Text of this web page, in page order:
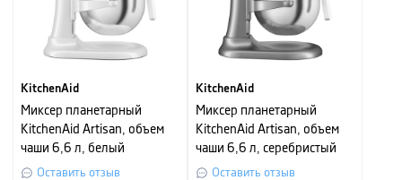
KitchenAid
Миксер планетарный
KitchenAid Artisan, объем
чаши 6,6 л, белый
Оставить отзыв
KitchenAid
Миксер планетарный
KitchenAid Artisan, объем
чаши 6,6 л, серебристый
Оставить отзыв